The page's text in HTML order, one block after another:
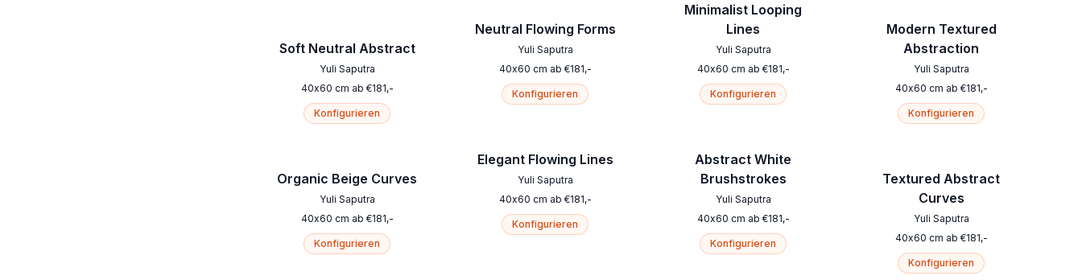
Soft Neutral Abstract
Yuli Saputra
40x60 cm ab €181,-
Konfigurieren
Organic Beige Curves
Yuli Saputra
40x60 cm ab €181,-
Konfigurieren
Neutral Flowing Forms
Yuli Saputra
40x60 cm ab €181,-
Konfigurieren
Elegant Flowing Lines
Yuli Saputra
40x60 cm ab €181,-
Konfigurieren
Minimalist Looping
Lines
Yuli Saputra
40x60 cm ab €181,-
Konfigurieren
Abstract White
Brushstrokes
Yuli Saputra
40x60 cm ab €181,-
Konfigurieren
Modern Textured
Abstraction
Yuli Saputra
40x60 cm ab €181,-
Konfigurieren
Textured Abstract
Curves
Yuli Saputra
40x60 cm ab €181,-
Konfigurieren